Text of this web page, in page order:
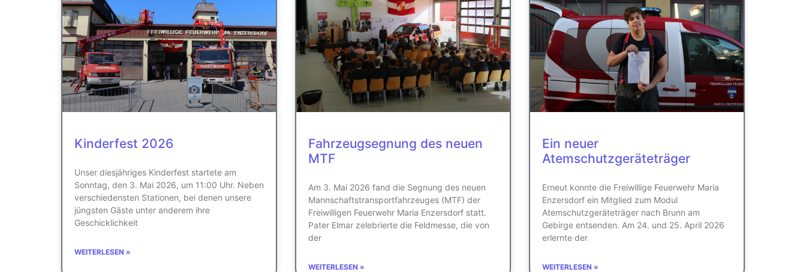
Kinderfest 2026
Unser diesjähriges Kinderfest startete am
Sonntag, den 3. Mai 2026, um 11:00 Uhr. Neben
verschiedensten Stationen, bei denen unsere
jüngsten Gäste unter anderem ihre
Geschicklichkeit
WEITERLESEN »
Fahrzeugsegnung des neuen
MTF
Am 3. Mai 2026 fand die Segnung des neuen
Mannschaftstransportfahrzeuges (MTF) der
Freiwilligen Feuerwehr Maria Enzersdorf statt.
Pater Elmar zelebrierte die Feldmesse, die von
der
WEITERLESEN »
Ein neuer
Atemschutzgeräteträger
Erneut konnte die Freiwillige Feuerwehr Maria
Enzersdorf ein Mitglied zum Modul
Atemschutzgeräteträger nach Brunn am
Gebirge entsenden. Am 24. und 25. April 2026
erlernte der
WEITERLESEN »